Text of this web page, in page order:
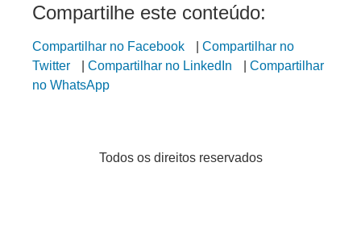
Compartilhe este conteúdo:
Compartilhar no Facebook
Compartilhar no
Twitter
Compartilhar no LinkedIn
Compartilhar
no WhatsApp
Todos os direitos reservados